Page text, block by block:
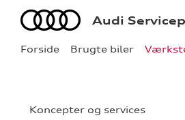
Forside Brugte biler
Audi Audi
Koncepter og services